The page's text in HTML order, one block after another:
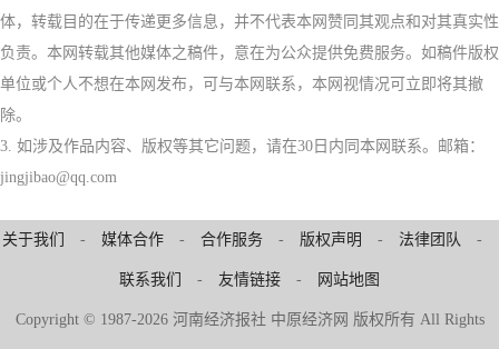
体，转载目的在于传递更多信息，并不代表本网赞同其观点和对其真实性
负责。本网转载其他媒体之稿件，意在为公众提供免费服务。如稿件版权
单位或个人不想在本网发布，可与本网联系，本网视情况可立即将其撤
除。
3. 如涉及作品内容、版权等其它问题，请在30日内同本网联系。邮箱：
jingjibao@qq.com
关于我们 - 媒体合作- 合作服务- 版权声明 - 法律团队 -
联系我们 - 友情链接 - 网站地图
Copyright © 1987-2026 河南经济报社 中原经济网 版权所有 All Rights